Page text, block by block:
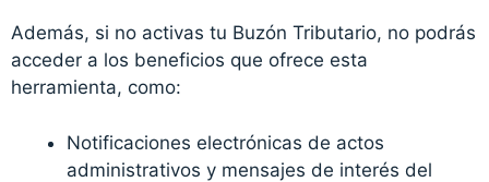
Además, si no activas tu Buzón Tributario, no podrás
acceder a los beneficios que ofrece esta
herramienta, como:
Notificaciones electrónicas de actos
administrativos y mensajes de interés del